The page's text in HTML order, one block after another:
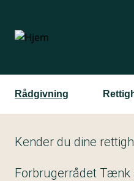
hovedindhold
Rådgivning
Kender du dine
Forbrugerrådet Tænk